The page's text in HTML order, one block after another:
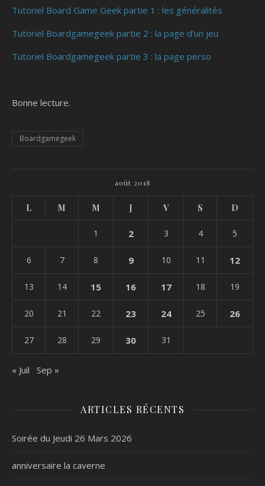
Tutoriel Board Game Geek partie 1 : les généralités
Tutoriel Boardgamegeek partie 2 : la page d’un jeu
Tutoriel Boardgamegeek partie 3 : la page perso
Bonne lecture.
Boardgamegeek
août 2018
L M M J V S D
1 2 3 4 5
6 7 8 9 10 11 12
13 14 15 16 17 18 19
20 21 22 23 24 25 26
27 28 29 30 31
« Juil Sep »
ARTICLES RÉCENTS
Soirée du Jeudi 26 Mars 2026
anniversaire la caverne